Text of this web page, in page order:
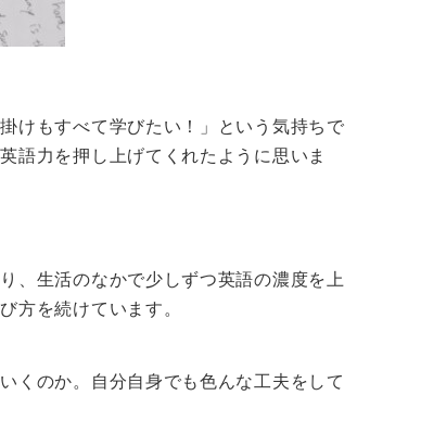
けもすべて学びたい！」という気持ちで
語力を押し上げてくれたように思いま
、生活のなかで少しずつ英語の濃度を上
方を続けています。
くのか。自分自身でも色んな工夫をして